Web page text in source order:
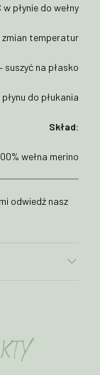
płynie do wełny
zmian temperatur
suszyć na płasko
do płukania
Skład:
wełna merino
odwiedź nasz